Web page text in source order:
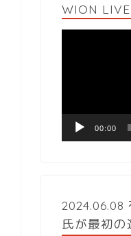
WION LIVE
ヤ
00:00
2024.06.08
氏が最初